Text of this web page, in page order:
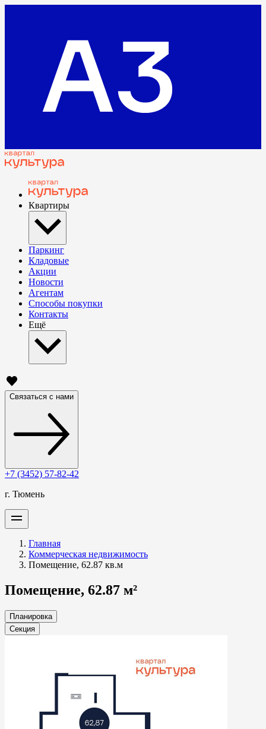
Квартиры
Паркинг
Кладовые
Акции
Новости
Агентам
Способы покупки
Контакты
Ещё
Связаться с нами
+7 (3452) 57-82-42
г. Тюмень
Главная
Коммерческая недвижимость
Помещение, 62.87 кв.м
Помещение, 62.87 м²
Планировка
Секция